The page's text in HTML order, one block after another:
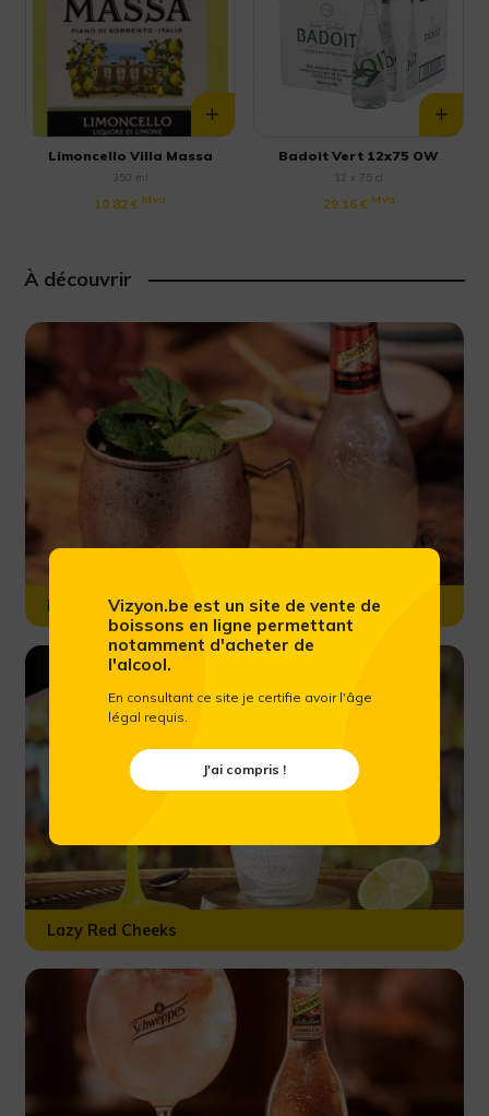
Limoncello Villa Massa
350 ml
10.82 € htva
Badoit Vert 12x75 OW
12 x 75 cl
29.16 € htva
À découvrir
Moscow Mule
Lazy Red Cheeks
Vizyon.be est un site de vente de
boissons en ligne permettant
notamment d'acheter de
l'alcool.
En consultant ce site je certifie avoir l'âge
légal requis.
J'ai compris !